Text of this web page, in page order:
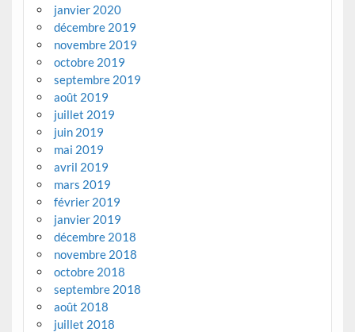
janvier 2020
décembre 2019
novembre 2019
octobre 2019
septembre 2019
août 2019
juillet 2019
juin 2019
mai 2019
avril 2019
mars 2019
février 2019
janvier 2019
décembre 2018
novembre 2018
octobre 2018
septembre 2018
août 2018
juillet 2018